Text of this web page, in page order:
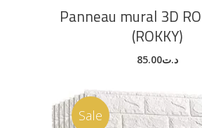
Panneau mural 3D
(ROKKY)
د.ت85.00
Sale